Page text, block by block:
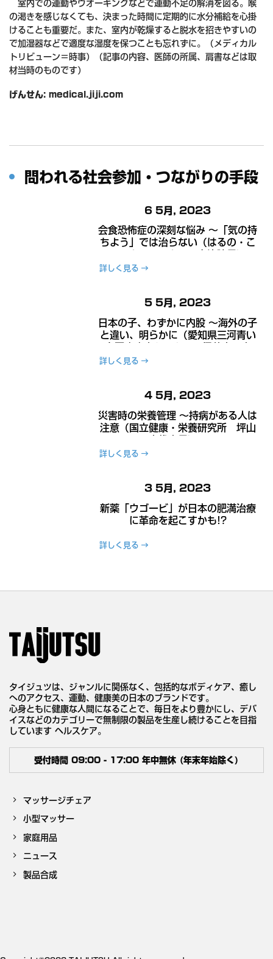
室内での運動やウオーキングなどで運動不足の解消を図る。喉
の渇きを感じなくても、決まった時間に定期的に水分補給を心掛
けることも重要だ。また、室内が乾燥すると脱水を招きやすいの
で加湿器などで適度な湿度を保つことも忘れずに。（メディカル
トリビューン＝時事）（記事の内容、医師の所属、肩書などは取
材当時のものです）
げんせん: medical.jiji.com
問われる社会参加・つながりの手段
会食恐怖症の深刻な悩み ～「気の持
ちよう」では治らない（はるの・こ
6 5月, 2023
詳しく見る
日本の子、わずかに内股 ～海外の子
と違い、明らかに（愛知県三河青い
5 5月, 2023
詳しく見る
災害時の栄養管理 ～持病がある人は
注意（国立健康・栄養研究所 坪山
4 5月, 2023
詳しく見る
新薬「ウゴービ」が日本の肥満治療
に革命を起こすかも!?
3 5月, 2023
詳しく見る
タイジュツは、ジャンルに関係なく、包括的なボディケア、癒し
へのアクセス、運動、健康美の日本のブランドです。
心身ともに健康な人間になることで、毎日をより豊かにし、デバ
イスなどのカテゴリーで無制限の製品を生産し続けることを目指
しています ヘルスケア。
受付時間 09:00 - 17:00 年中無休 (年末年始除く)
マッサージチェア
小型マッサー
家庭用品
ニュース
製品合成